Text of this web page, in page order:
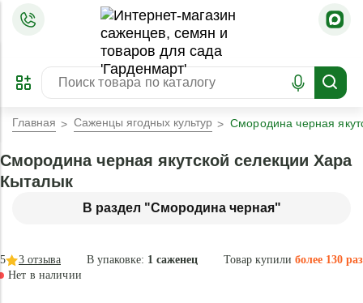
ПРЕДЗАКАЗ
ЗАБРОНИРОВАТЬ
ЛУЧШЕЕ
Главная Саженцы ягодных культур Смородина черная
В раздел "Смородина черная"
Смородина черная якутской селекции Хара
Кыталык
В упаковке: 1 саженец Товар купили более 130 раз
5 3 отзыва
Нет в наличии